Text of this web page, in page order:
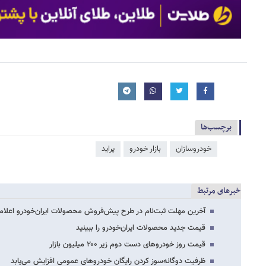
برچسب‌ها
خودروسازان بازار خودرو پراید
خبرهای مرتبط
آخرین مهلت ثبت‌نام در طرح پیش‌فروش محصولات ایران‌خودرو
قیمت جدید محصولات ایران‌خودرو را ببینید
قیمت روز خودروهای دست دوم زیر ۲۰۰ میلیون بازار
ظرفیت دوگانه‌سوز کردن رایگان خودروهای عمومی افزایش می‌یابد